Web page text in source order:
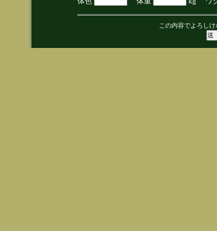
この内容でよろし